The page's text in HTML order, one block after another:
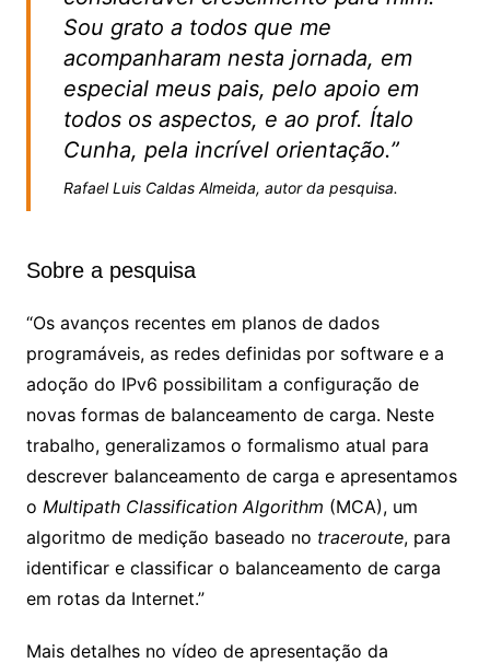
Sou grato a todos que me
acompanharam nesta jornada, em
especial meus pais, pelo apoio em
todos os aspectos, e ao prof. Ítalo
Cunha, pela incrível orientação.”
Rafael Luis Caldas Almeida, autor da pesquisa.
Sobre a pesquisa
“Os avanços recentes em planos de dados
programáveis, as redes definidas por software e a
adoção do IPv6 possibilitam a configuração de
novas formas de balanceamento de carga. Neste
trabalho, generalizamos o formalismo atual para
descrever balanceamento de carga e apresentamos
o Multipath Classification Algorithm (MCA), um
algoritmo de medição baseado no traceroute, para
identificar e classificar o balanceamento de carga
em rotas da Internet.”
Mais detalhes no vídeo de apresentação da